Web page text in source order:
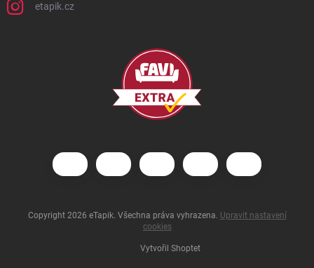
etapik.cz
Vytvořil Shoptet
Copyright 2026 eTapik. Všechna práva vyhrazena. Upravit nastavení
cookies